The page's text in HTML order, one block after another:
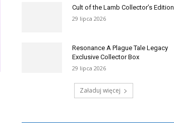
Cult of the Lamb Collector’s Edition
29 lipca 2026
Resonance A Plague Tale Legacy
Exclusive Collector Box
29 lipca 2026
Załaduj więcej